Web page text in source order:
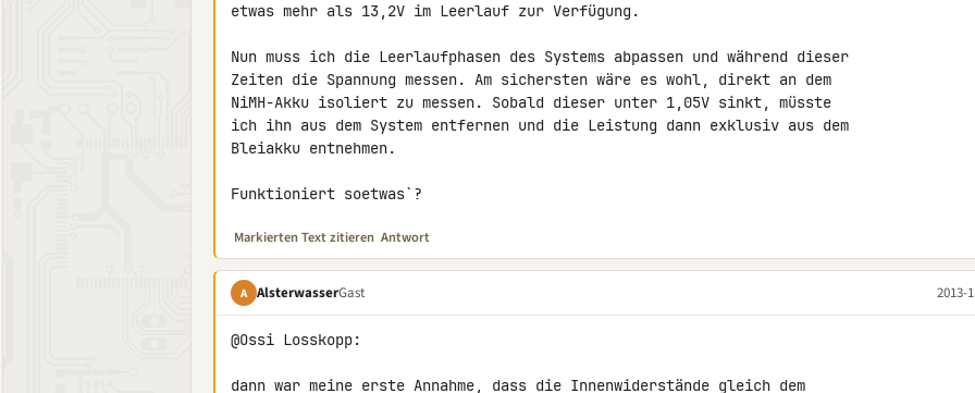
etwas mehr als 13,2V im Leerlauf zur Verfügung.
Nun muss ich die Leerlaufphasen des Systems abpassen und während dieser
Zeiten die Spannung messen. Am sichersten wäre es wohl, direkt an dem
NiMH-Akku isoliert zu messen. Sobald dieser unter 1,05V sinkt, müsste
ich ihn aus dem System entfernen und die Leistung dann exklusiv aus dem
Bleiakku entnehmen.
Funktioniert soetwas`?
Markierten Text zitieren Antwort
A AlsterwasserGast 2013-
@Ossi Losskopp:
dann war meine erste Annahme, dass die Innenwiderstände gleich dem